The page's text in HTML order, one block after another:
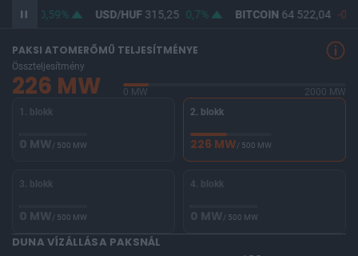
0,59% USD/HUF315,25 0,7% BITCOIN64 522,04 -
PAKSI ATOMERŐMŰ TELJESÍTMÉNYE
Összteljesítmény
226 MW 0 MW
2000 MW
1. blokk
0 MW/ 500 MW
2. blokk
226 MW/ 500 MW
3. blokk
0 MW/ 500 MW
4. blokk
0 MW/ 500 MW
DUNA VÍZÁLLÁSA PAKSNÁL